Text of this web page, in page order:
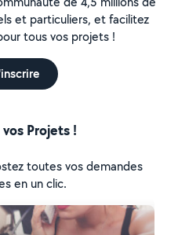
et particuliers, et facilitez
tous vos projets !
Projets !
toutes vos demandes
en un clic.